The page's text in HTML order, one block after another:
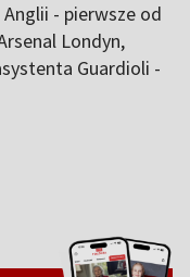
- pierwsze od
Londyn,
Guardioli -